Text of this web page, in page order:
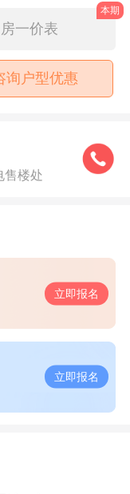
一价表
本期
询户型优惠
售楼处
立即报名
立即报名